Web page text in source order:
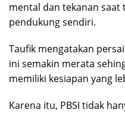
mental dan tekanan
pendukung sendiri.
Taufik mengatakan
ini semakin merata
memiliki kesiapan yang
Karena itu, PBSI tidak